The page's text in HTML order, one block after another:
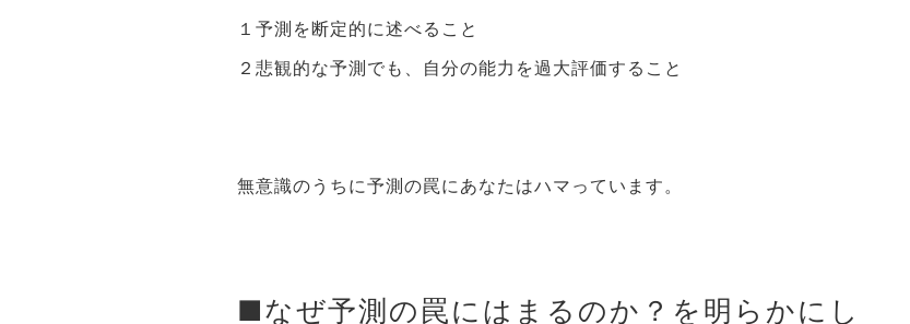
１予測を断定的に述べること
２悲観的な予測でも、自分の能力を過大評価すること
無意識のうちに予測の罠にあなたはハマっています。
■なぜ予測の罠にはまるのか？を明らかにし